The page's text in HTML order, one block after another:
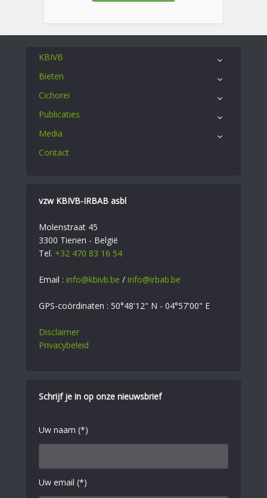
KBIVB
Bieten
Cichorei
Publicaties
Media
Contact
vzw KBIVB-IRBAB asbl
Molenstraat 45
3300 Tienen - België
Tel. +32 470 83 16 54
Email : info@kbivb.be / info@irbab.be
GPS-coördinaten : 50°48'12" N - 04°57'00" E
Disclaimer
Privacybeleid
Schrijf je in op onze nieuwsbrief
Uw naam (*)
Uw email (*)